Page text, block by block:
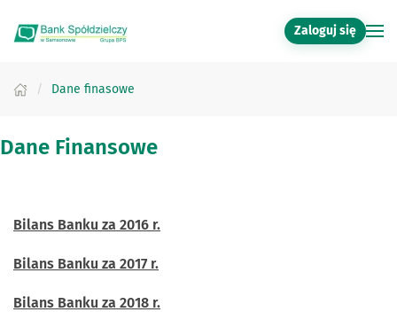
Przejdź do głównej treści
Zaloguj się
Dane finasowe
Dane Finansowe
Bilans Banku za 2016 r.
Bilans Banku za 2017 r.
Bilans Banku za 2018 r.